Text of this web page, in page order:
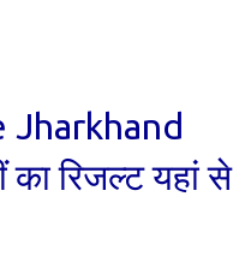
Jharkhand
रिजल्ट यहां से